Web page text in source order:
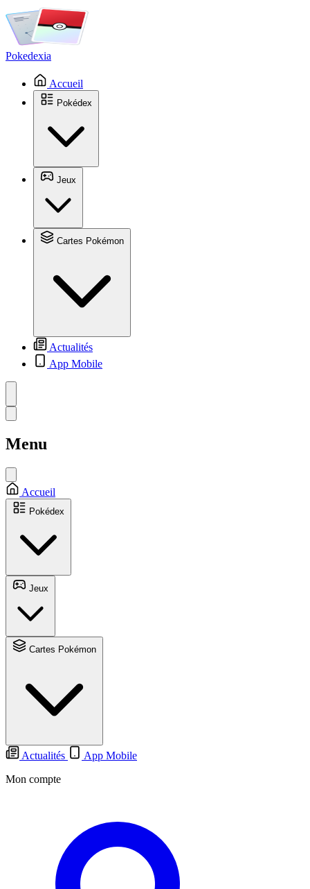
Pokedexia
Accueil
Actualités
App Mobile
Menu
Accueil
Actualités
App Mobile
Mon compte